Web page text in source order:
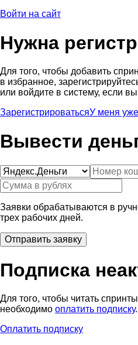
Войти на сайт
Нужна
Для того, чтобы добавить
в избранное,
или войдите в систему, если
ЗарегистрироватьсяУ меня уже
Вывести
Заявки обрабатываются в
трех рабочих дней.
Подписка
Для того, чтобы читать
необходимо оплатить подписку.
Оплатить подписку